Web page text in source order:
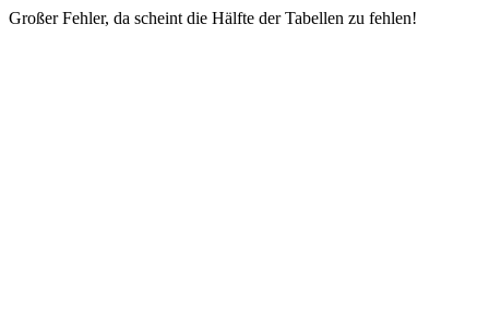
Großer Fehler, da scheint die Hälfte der Tabellen zu fehlen!